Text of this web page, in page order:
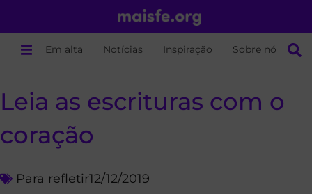
Em alta Notícias Inspiração Sobre nós
Leia as escrituras com o
coração
Para refletir12/12/2019